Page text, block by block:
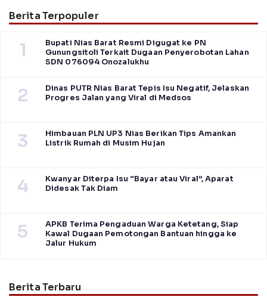
Berita Terpopuler
1
Bupati Nias Barat Resmi Digugat ke PN
Gunungsitoli Terkait Dugaan Penyerobotan Lahan
SDN 076094 Onozalukhu
2
Dinas PUTR Nias Barat Tepis Isu Negatif, Jelaskan
Progres Jalan yang Viral di Medsos
3
Himbauan PLN UP3 Nias Berikan Tips Amankan
Listrik Rumah di Musim Hujan
4
Kwanyar Diterpa Isu “Bayar atau Viral”, Aparat
Didesak Tak Diam
5
APKB Terima Pengaduan Warga Ketetang, Siap
Kawal Dugaan Pemotongan Bantuan hingga ke
Jalur Hukum
Berita Terbaru